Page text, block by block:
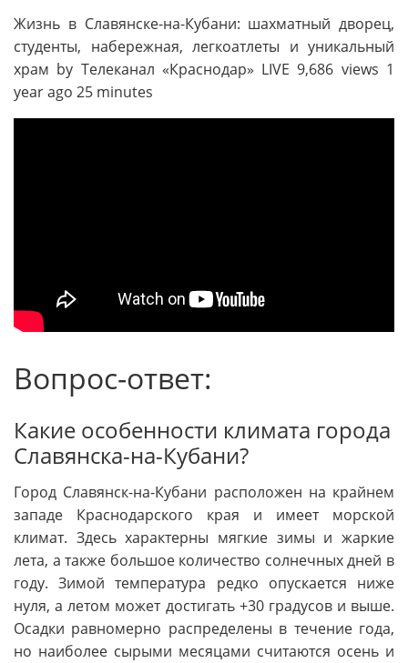
Жизнь в Славянске-на-Кубани: шахматный дворец,
студенты, набережная, легкоатлеты и уникальный
храм by Телеканал «Краснодар» LIVE 9,686 views 1
year ago 25 minutes
Вопрос-ответ:
Какие особенности климата города
Славянска-на-Кубани?
Город Славянск-на-Кубани расположен на крайнем
западе Краснодарского края и имеет морской
климат. Здесь характерны мягкие зимы и жаркие
лета, а также большое количество солнечных дней в
году. Зимой температура редко опускается ниже
нуля, а летом может достигать +30 градусов и выше.
Осадки равномерно распределены в течение года,
но наиболее сырыми месяцами считаются осень и